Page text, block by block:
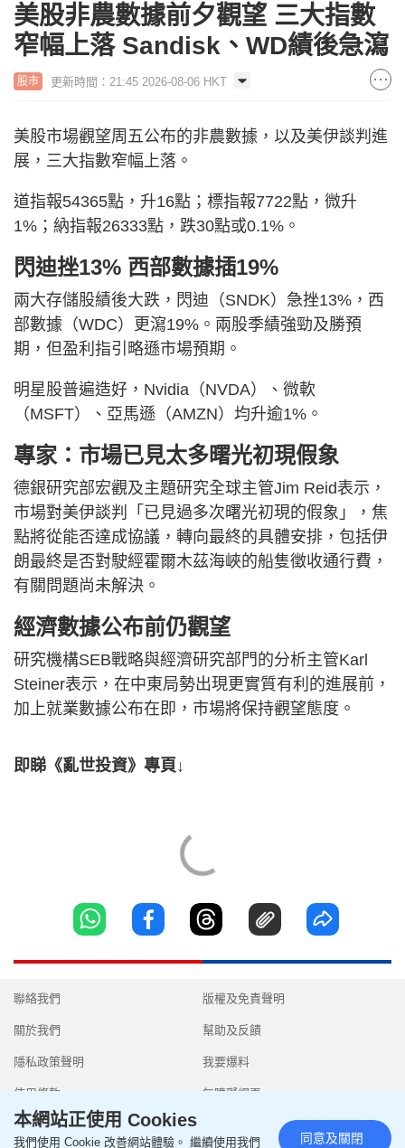
美股非農數據前夕觀望 三大指數
窄幅上落 Sandisk、WD績後急瀉
股市 更新時間：21:45 2026-08-06 HKT
美股市場觀望周五公布的非農數據，以及美伊談判進
展，三大指數窄幅上落。
道指報54365點，升16點；標指報7722點，微升
1%；納指報26333點，跌30點或0.1%。
閃迪挫13% 西部數據插19%
兩大存儲股績後大跌，閃迪（SNDK）急挫13%，西
部數據（WDC）更瀉19%。兩股季績強勁及勝預
期，但盈利指引略遜市場預期。
明星股普遍造好，Nvidia（NVDA）、微軟
（MSFT）、亞馬遜（AMZN）均升逾1%。
專家：市場已見太多曙光初現假象
德銀研究部宏觀及主題研究全球主管Jim Reid表示，
市場對美伊談判「已見過多次曙光初現的假象」，焦
點將從能否達成協議，轉向最終的具體安排，包括伊
朗最終是否對駛經霍爾木茲海峽的船隻徵收通行費，
有關問題尚未解決。
經濟數據公布前仍觀望
研究機構SEB戰略與經濟研究部門的分析主管Karl
Steiner表示，在中東局勢出現更實質有利的進展前，
加上就業數據公布在即，市場將保持觀望態度。
即睇《亂世投資》專頁↓
聯絡我們
關於我們
隱私政策聲明
使用條款
版權及免責聲明
幫助及反饋
我要爆料
無障礙網頁
本網站正使用 Cookies
我們使用 Cookie 改善網站體驗。 繼續使用我們 同意及關閉